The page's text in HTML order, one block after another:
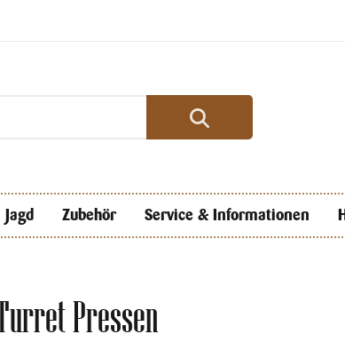
Jagd Zubehör Service & Informationen
Pressen